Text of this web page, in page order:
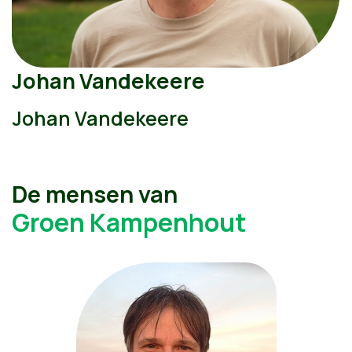
Johan Vandekeere
Johan Vandekeere
De mensen van
Groen Kampenhout